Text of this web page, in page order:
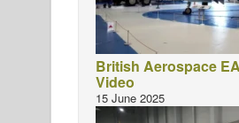
British Aerospace
Video
15 June 2025